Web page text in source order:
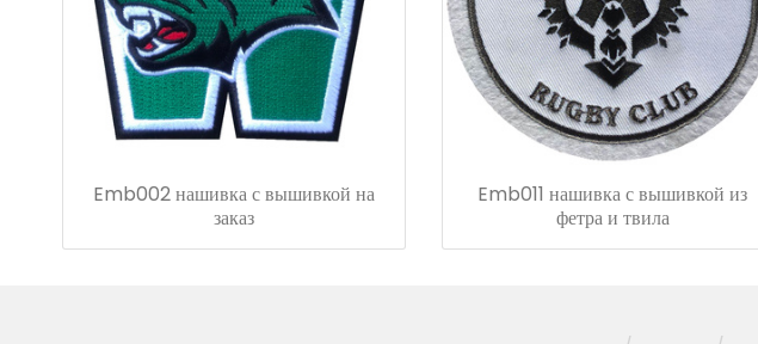
Emb002 нашивка с вышивкой на
заказ
Emb011 нашивка с вышивкой из
фетра и твила